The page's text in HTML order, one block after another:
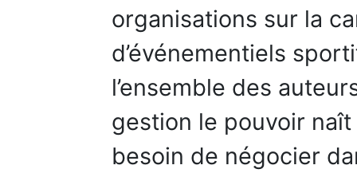
organisations sur la
d’événementiels
l’ensemble des
gestion le pouvoir
besoin de négocier